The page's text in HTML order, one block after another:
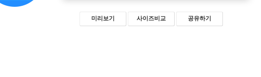
미리보기 사이즈비교 공유하기